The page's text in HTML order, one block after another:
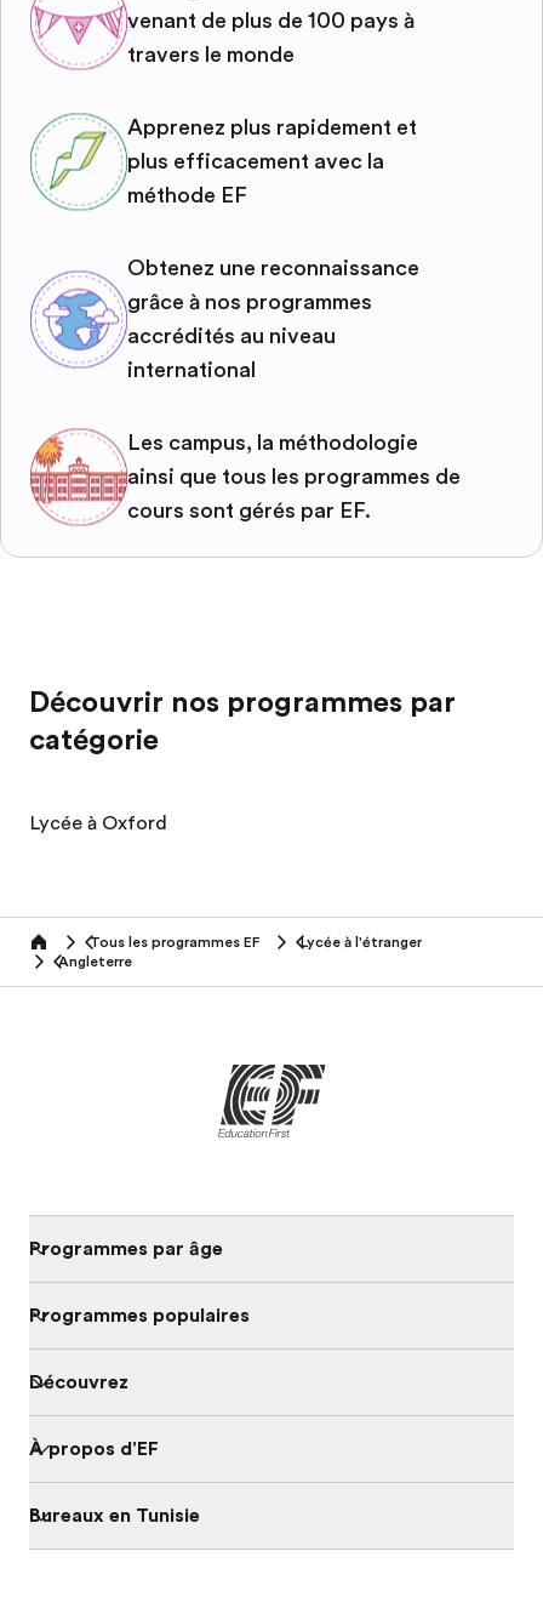
venant de plus de 100 pays à
travers le monde
Apprenez plus rapidement et
plus efficacement avec la
méthode EF
Obtenez une reconnaissance
grâce à nos programmes
accrédités au niveau
international
Les campus, la méthodologie
ainsi que tous les programmes de
cours sont gérés par EF.
Découvrir nos programmes par
catégorie
Lycée à Oxford
home Tous les programmes EF
Lycée à l'étranger
Angleterre
Programmes par âge
Programmes populaires
Découvrez
À propos d'EF
Bureaux en Tunisie